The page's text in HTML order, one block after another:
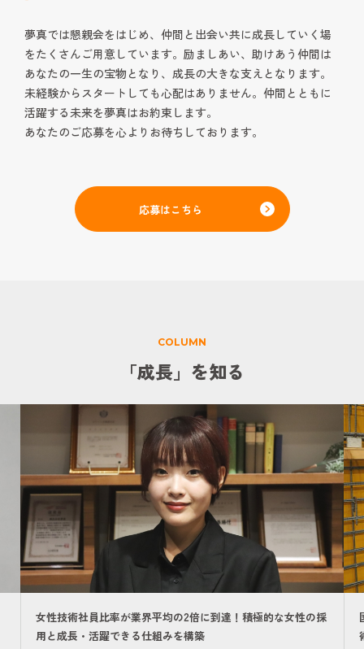
夢真では懇親会をはじめ、仲間と出会い共に成長していく場
をたくさんご用意しています。励ましあい、助けあう仲間は
あなたの一生の宝物となり、成長の大きな支えとなります。
未経験からスタートしても心配はありません。仲間とともに
活躍する未来を夢真はお約束します。
あなたのご応募を心よりお待ちしております。
応募はこちら
COLUMN
「成長」を知る
女性技術社員比率が業界平均の2倍に到達！積極的な女性の採
用と成長・活躍できる仕組みを構築